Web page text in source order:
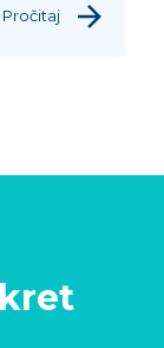
Pročitaj